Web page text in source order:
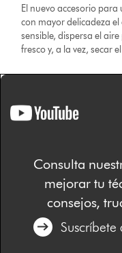
El nuevo accesorio
con mayor delicadeza
sensible, dispersa el
fresco y, a la vez, secar
Consulta
mejorar tu
consejos,
Suscríbete